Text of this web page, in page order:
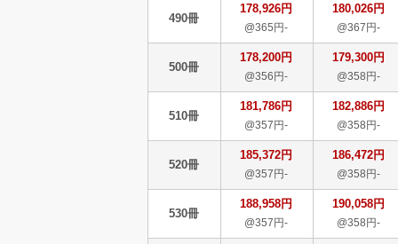
490冊
178,926円
@365円-
180,026円
@367円-
500冊
178,200円
@356円-
179,300円
@358円-
510冊
181,786円
@357円-
182,886円
@358円-
520冊
185,372円
@357円-
186,472円
@358円-
530冊
188,958円
@357円-
190,058円
@358円-